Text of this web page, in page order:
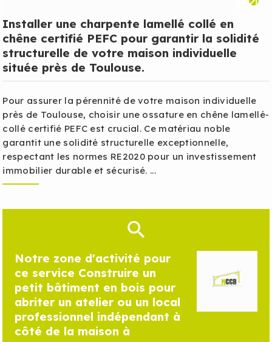
Installer une charpente lamellé collé en
chêne certifié PEFC pour garantir la solidité
structurelle de votre maison individuelle
située près de Toulouse.
Pour assurer la pérennité de votre maison individuelle
près de Toulouse, choisir une ossature en chêne lamellé-
collé certifié PEFC est crucial. Ce matériau noble
garantit une solidité structurelle exceptionnelle,
respectant les normes RE2020 pour un investissement
immobilier durable et sécurisé. ...
Notre zone d'activité pour
ce service Construire un
petit bâtiment en bois pour
abriter un atelier ou un local
professionnel indépendant à
côté de la maison à